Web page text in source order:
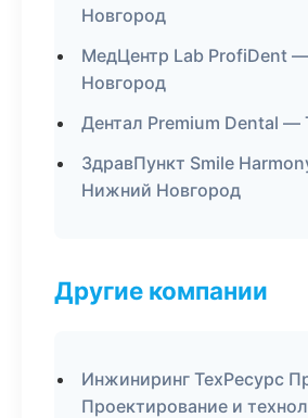
Новгород
МедЦентр Lab ProfiDent
Новгород
Дентал Premium Dental —
ЗдравПункт Smile
Нижний Новгород
Другие компании
Инжиниринг ТехРесурс
Проектирование и